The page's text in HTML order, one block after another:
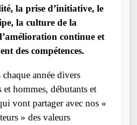
la prise d’initiative, le
la culture de la
continue et
des compétences.
année divers
hommes, débutants et
vont partager avec nos «
» des valeurs